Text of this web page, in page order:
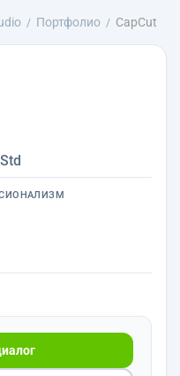
Портфолио CapCut